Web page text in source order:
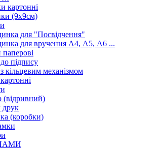
картонні
(9х9см)
для "Посвідчення"
для вручення А4, А5, А6 ...
підпису
кільцевим механізмом
(відривний)
друк
(коробки)